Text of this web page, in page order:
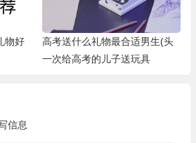
物好
高考送什么礼物最合适男生(头
一次给高考的儿子送玩具
信息